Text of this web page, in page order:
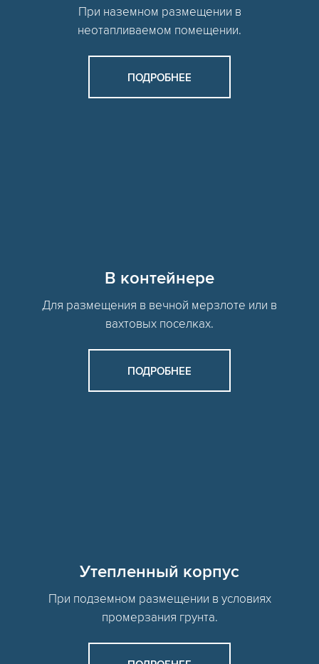
При наземном размещении в
неотапливаемом помещении.
ПОДРОБНЕЕ
В контейнере
Для размещения в вечной мерзлоте или в
вахтовых поселках.
ПОДРОБНЕЕ
Утепленный корпус
При подземном размещении в условиях
промерзания грунта.